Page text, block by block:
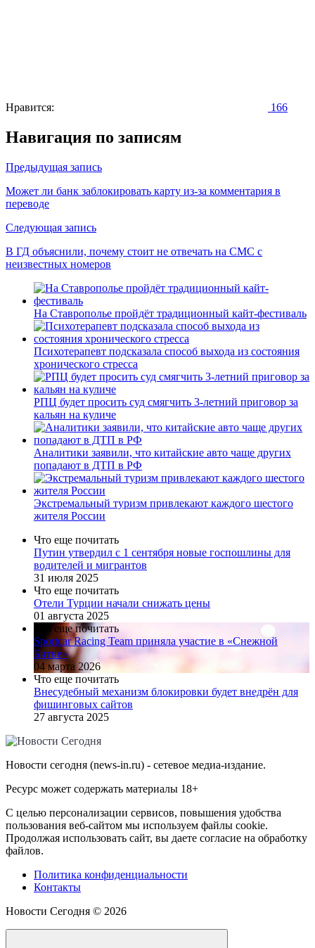
Нравится: 166
Навигация по записям
Предыдущая запись
Может ли банк заблокировать карту из-за комментария в
переводе
Следующая запись
В ГД объяснили, почему стоит не отвечать на СМС с
неизвестных номеров
На Ставрополье пройдёт традиционный кайт-фестиваль
Психотерапевт подсказала способ выхода из состояния
хронического стресса
РПЦ будет просить суд смягчить 3-летний приговор за
кальян на куличе
Аналитики заявили, что китайские авто чаще других
попадают в ДТП в РФ
Экстремальный туризм привлекают каждого шестого
жителя России
Что еще почитать
Путин утвердил с 1 сентября новые госпошлины для
водителей и мигрантов
31 июля 2025
Что еще почитать
Отели Турции начали снижать цены
01 августа 2025
Что еще почитать
Sportcar Racing Team приняла участие в «Снежной
Битве»
04 марта 2026
Что еще почитать
Внесудебный механизм блокировки будет внедрён для
фишинговых сайтов
27 августа 2025
Новости сегодня (news-in.ru) - сетевое медиа-издание.
Ресурс может содержать материалы 18+
С целью персонализации сервисов, повышения удобства
пользования веб-сайтом мы используем файлы cookie.
Продолжая использовать сайт, вы даете согласие на обработку
файлов.
Политика конфиденциальности
Контакты
Новости Сегодня © 2026